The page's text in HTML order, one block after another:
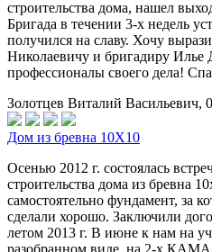
строительства дома, нашел
Бригада в течении 3-х недель
получился на славу. Хочу
Николаевичу и бригадиру
профессионалы своего дела!
Золотцев Виталий Васильевич,
Дом из бревна 10Х10
Осенью 2012 г. состоялась
строительства дома из бревна
самостоятельно фундамент, за
сделали хорошо. Заключили
летом 2013 г. В июне к нам на
разобранном виде, на 2-х